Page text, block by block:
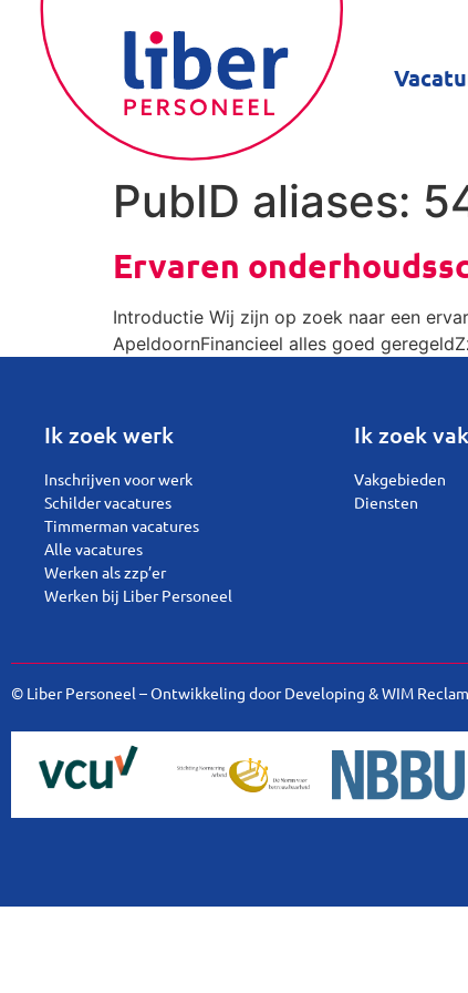
PubID aliases:
Ervaren
Introductie Wij zijn op zoek naar een
ApeldoornFinancieel alles goed
Ik zoek werk
Inschrijven voor werk
Schilder vacatures
Timmerman vacatures
Alle vacatures
Werken als zzp’er
Werken bij Liber Personeel
Ik zoek
Vakgebieden
Diensten
© Liber Personeel – Ontwikkeling doorDeveloping &WIM